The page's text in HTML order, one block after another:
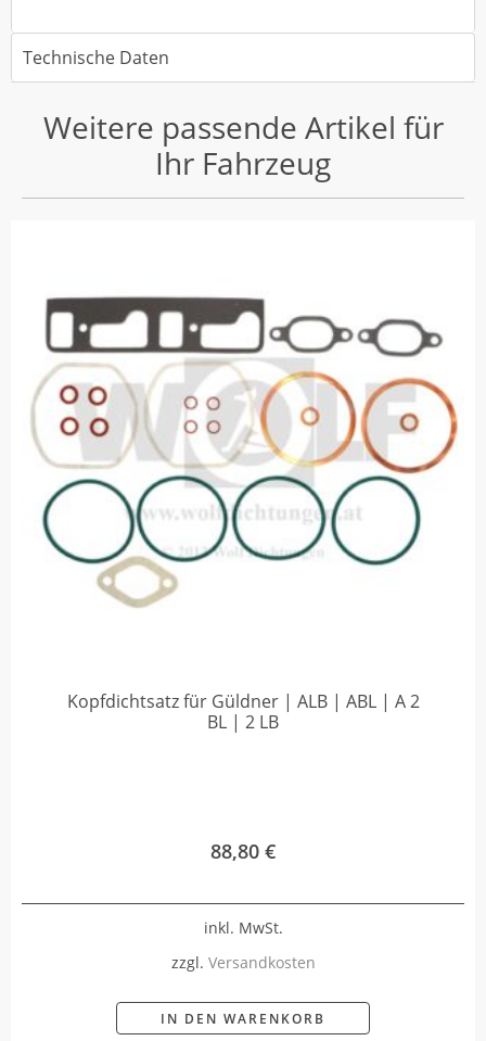
Technische Daten
Weitere passende Artikel für
Ihr Fahrzeug
Kopfdichtsatz für Güldner | ALB | ABL | A 2
BL | 2 LB
88,80 €
inkl. MwSt.
zzgl. Versandkosten
IN DEN WARENKORB